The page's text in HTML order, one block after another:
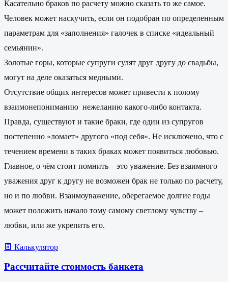
Касательно браков по расчету можно сказать то же самое.
Человек может наскучить, если он подобран по определенным
параметрам для «заполнения» галочек в списке «идеальный
семьянин».
Золотые горы, которые супруги сулят друг другу до свадьбы,
могут на деле оказаться медными.
Отсутствие общих интересов может привести к полому
взаимонепониманию нежеланию какого-либо контакта.
Правда, существуют и такие браки, где один из супругов
постепенно «ломает» другого «под себя». Не исключено, что с
течением времени в таких браках может появиться любовью.
Главное, о чём стоит помнить – это уважение. Без взаимного
уважения друг к другу не возможен брак не только по расчету,
но и по любви. Взаимоуважение, оберегаемое долгие годы
может положить начало тому самому светлому чувству –
любви, или же укрепить его.
Калькулятор
Рассчитайте стоимость банкета